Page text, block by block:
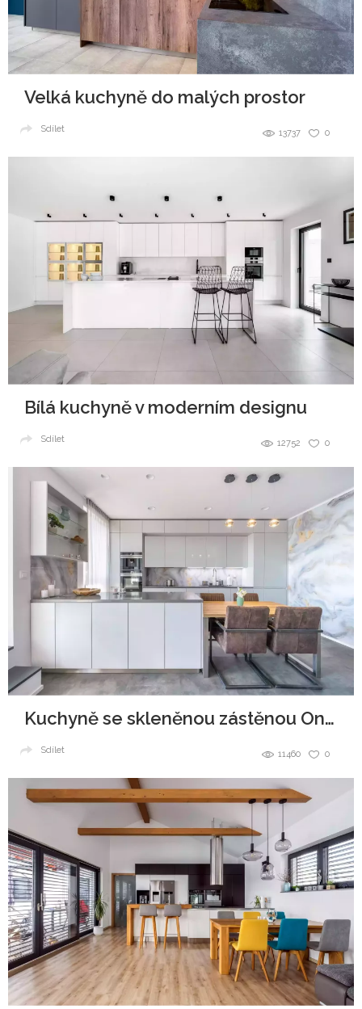
Velká kuchyně do malých prostor
0
13737
Sdílet
Bílá kuchyně v moderním designu
0
12752
Sdílet
Kuchyně se skleněnou zástěnou Onyx
0
11460
Sdílet